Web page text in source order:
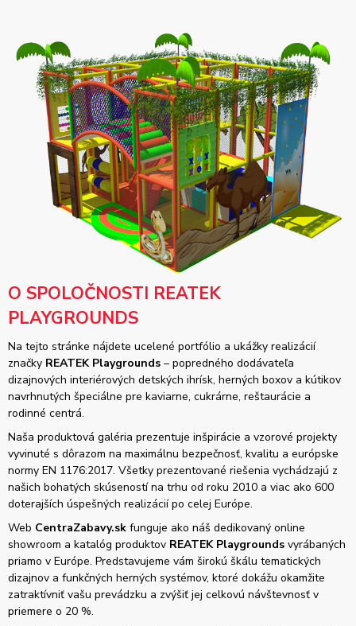
O SPOLOČNOSTI REATEK
PLAYGROUNDS
Na tejto stránke nájdete ucelené portfólio a ukážky realizácií
značky REATEK Playgrounds – popredného dodávateľa
dizajnových interiérových detských ihrísk, herných boxov a kútikov
navrhnutých špeciálne pre kaviarne, cukrárne, reštaurácie a
rodinné centrá.
Naša produktová galéria prezentuje inšpirácie a vzorové projekty
vyvinuté s dôrazom na maximálnu bezpečnosť, kvalitu a európske
normy EN 1176:2017. Všetky prezentované riešenia vychádzajú z
našich bohatých skúseností na trhu od roku 2010 a viac ako 600
doterajších úspešných realizácií po celej Európe.
Web CentraZabavy.sk funguje ako náš dedikovaný online
showroom a katalóg produktov REATEK Playgrounds vyrábaných
priamo v Európe. Predstavujeme vám širokú škálu tematických
dizajnov a funkčných herných systémov, ktoré dokážu okamžite
zatraktívniť vašu prevádzku a zvýšiť jej celkovú návštevnosť v
priemere o 20 %.